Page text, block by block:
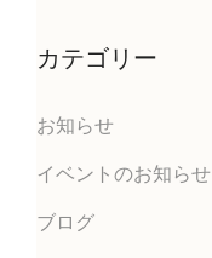
カテゴリー
お知らせ
イベントのお知らせ
ブログ